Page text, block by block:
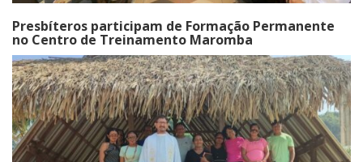
Presbíteros participam de Formação Permanente
no Centro de Treinamento Maromba